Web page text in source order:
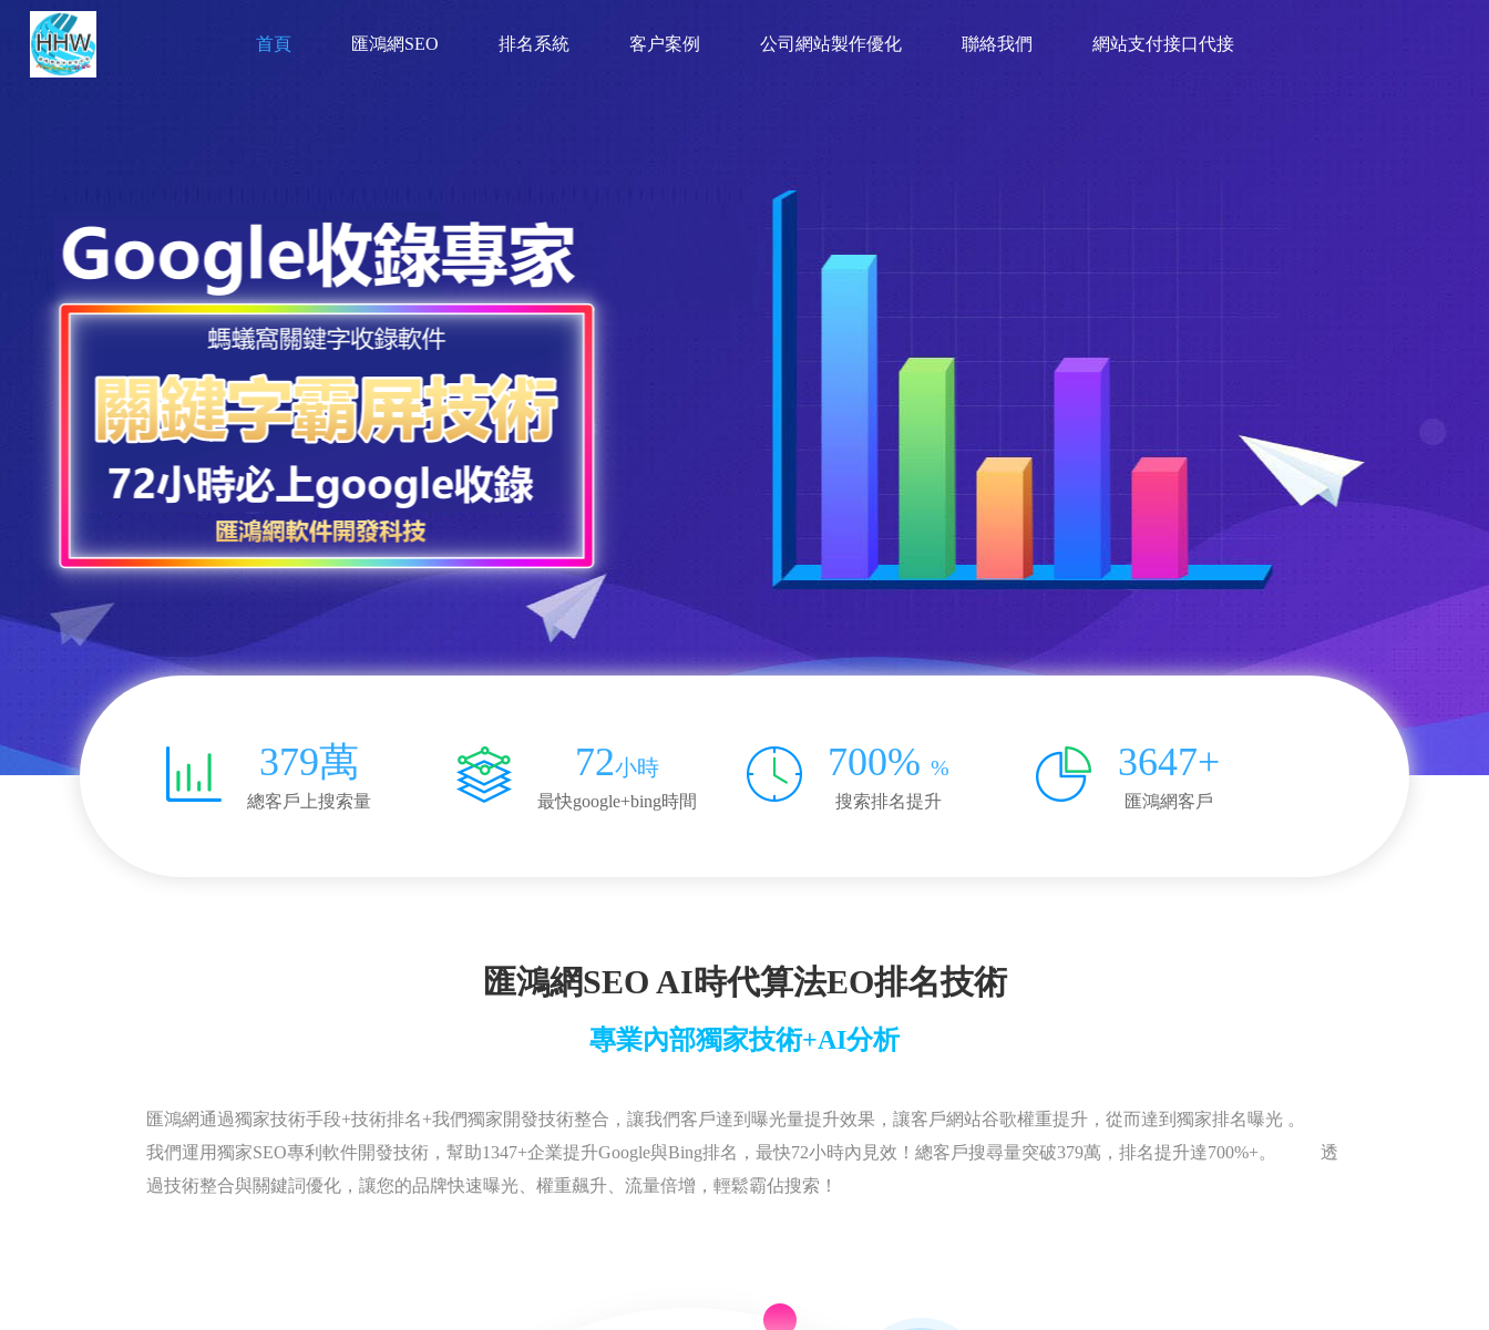
首頁 匯鴻網SEO 排名系統 客户案例 公司網站製作優化 聯絡我們 網站支付接口代接
379萬
總客戶上搜索量
72小時
最快google+bing時間
700% %
搜索排名提升
3647+
匯鴻網客戶
匯鴻網SEO AI時代算法EO排名技術
專業內部獨家技術+AI分析
匯鴻網通過獨家技術手段+技術排名+我們獨家開發技術整合，讓我們客戶達到曝光量提升效果，讓客戶網站谷歌權重提升，從而達到獨家排名曝光 。
我們運用獨家SEO專利軟件開發技術，幫助1347+企業提升Google與Bing排名，最快72小時內見效！總客戶搜尋量突破379萬，排名提升達700%+。 透
過技術整合與關鍵詞優化，讓您的品牌快速曝光、權重飆升、流量倍增，輕鬆霸佔搜索！